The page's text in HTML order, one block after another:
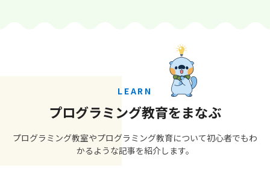
LEARN
プログラミング教育をまなぶ
プログラミング教室やプログラミング教育について初心者でもわ
かるような記事を紹介します。